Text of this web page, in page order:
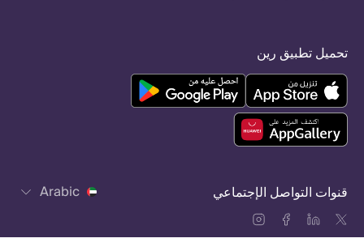
قنوات التواصل الإجتماعي Arabic
تحميل تطبيق رين